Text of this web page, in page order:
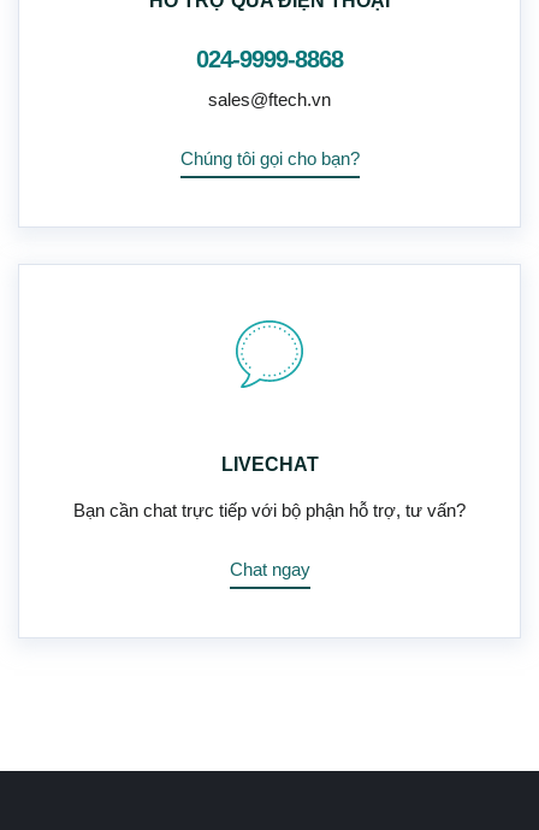
024-9999-8868
sales@ftech.vn
Chúng tôi gọi cho bạn?
LIVECHAT
Bạn cần chat trực tiếp với bộ phận hỗ trợ, tư vấn?
Chat ngay